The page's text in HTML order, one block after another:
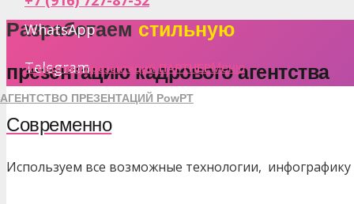
WhatsApp
Telegram
Агентство презентаций ПАРТНЕРМеню
АГЕНТСТВО ПРЕЗЕНТАЦИЙ PowPT
Разработаем стильную
презентацию кадрового агентства
Современно
Используем все возможные технологии,